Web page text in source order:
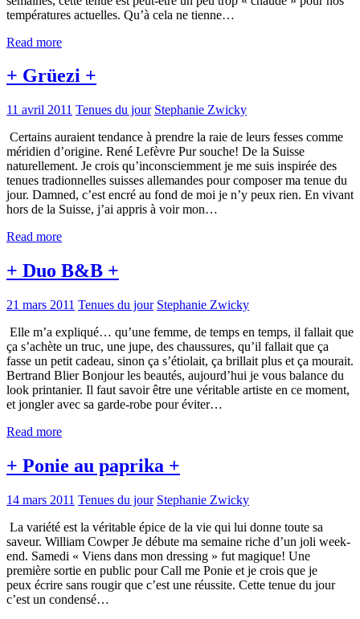
températures actuelles. Qu’à cela ne tienne…
Read more
+ Grüezi +
11 avril 2011 Tenues du jour Stephanie Zwicky
Certains auraient tendance à prendre la raie de leurs fesses comme
méridien d’origine. René Lefèvre Pur souche! De la Suisse
naturellement. Je crois qu’inconsciemment je me suis inspirée des
tenues tradionnelles suisses allemandes pour composer ma tenue du
jour. Damned, c’est encré au fond de moi je n’y peux rien. En vivant
hors de la Suisse, j’ai appris à voir mon…
Read more
+ Duo B&B +
21 mars 2011 Tenues du jour Stephanie Zwicky
Elle m’a expliqué… qu’une femme, de temps en temps, il fallait que
ça s’achète un truc, une jupe, des chaussures, qu’il fallait que ça
fasse un petit cadeau, sinon ça s’étiolait, ça brillait plus et ça mourait.
Bertrand Blier Bonjour les beautés, aujourd’hui je vous balance du
look printanier. Il faut savoir être une véritable artiste en ce moment,
et jongler avec sa garde-robe pour éviter…
Read more
+ Ponie au paprika +
14 mars 2011 Tenues du jour Stephanie Zwicky
La variété est la véritable épice de la vie qui lui donne toute sa
saveur. William Cowper Je débute ma semaine riche d’un joli week-
end. Samedi « Viens dans mon dressing » fut magique! Une
première sortie en public pour Call me Ponie et je crois que je
peux écrire sans rougir que c’est une réussite. Cette tenue du jour
c’est un condensé…